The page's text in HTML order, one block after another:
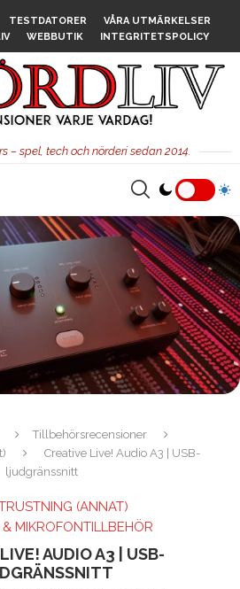
TESTDATORER
VÅRA UTMÄRKELSER
WEBBUTIK INTEGRITETSPOLICY
– spel, tech och nörderi sedan 2014.
Tillbehörsrecensioner
Creative Live! Audio A3 | USB-
ljudgränssnitt
(ANNAT)
MIKROFONTILLBEHÖR
AUDIO A3 | USB-